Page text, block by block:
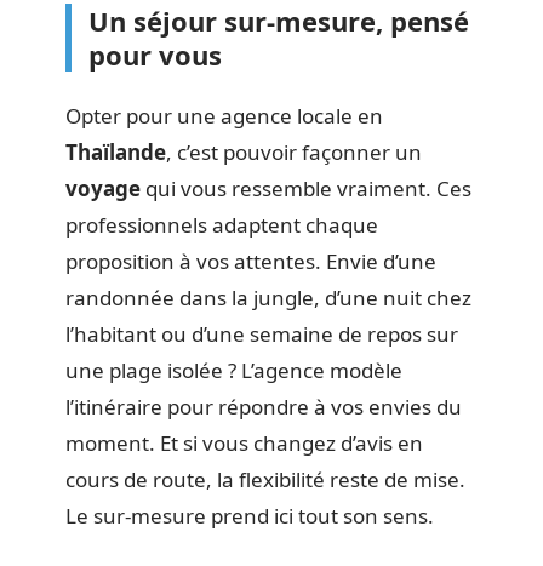
Un séjour sur-mesure, pensé
pour vous
Opter pour une agence locale en
Thaïlande, c’est pouvoir façonner un
voyage qui vous ressemble vraiment. Ces
professionnels adaptent chaque
proposition à vos attentes. Envie d’une
randonnée dans la jungle, d’une nuit chez
l’habitant ou d’une semaine de repos sur
une plage isolée ? L’agence modèle
l’itinéraire pour répondre à vos envies du
moment. Et si vous changez d’avis en
cours de route, la flexibilité reste de mise.
Le sur-mesure prend ici tout son sens.